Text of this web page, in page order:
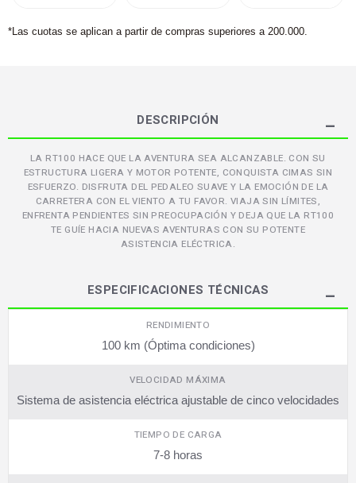
*Las cuotas se aplican a partir de compras superiores a 200.000.
DESCRIPCIÓN
LA RT100 HACE QUE LA AVENTURA SEA ALCANZABLE. CON SU
ESTRUCTURA LIGERA Y MOTOR POTENTE, CONQUISTA CIMAS SIN
ESFUERZO. DISFRUTA DEL PEDALEO SUAVE Y LA EMOCIÓN DE LA
CARRETERA CON EL VIENTO A TU FAVOR. VIAJA SIN LÍMITES,
ENFRENTA PENDIENTES SIN PREOCUPACIÓN Y DEJA QUE LA RT100
TE GUÍE HACIA NUEVAS AVENTURAS CON SU POTENTE
ASISTENCIA ELÉCTRICA.
ESPECIFICACIONES TÉCNICAS
RENDIMIENTO
100 km (Óptima condiciones)
VELOCIDAD MÁXIMA
Sistema de asistencia eléctrica ajustable de cinco velocidades
TIEMPO DE CARGA
7-8 horas